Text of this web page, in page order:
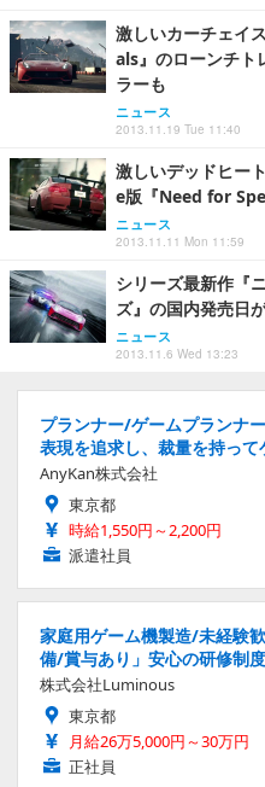
激しいカーチェイ
als』のローンチト
ラーも
ニュース
2013.11.19 Tue 11:40
激しいデッドヒー
e版『Need for
ニュース
2013.11.11 Mon 11:59
シリーズ最新作『
ズ』の国内発売日
ニュース
2013.11.6 Wed 13:23
プランナー/ゲームプランナ
表現を追求し、裁量を持っ
AnyKan株式会社
東京都
時給1,550円～2,200円
派遣社員
家庭用ゲーム機製造/未経験
備/賞与あり」安心の研修制
株式会社Luminous
東京都
月給26万5,000円～30万円
正社員